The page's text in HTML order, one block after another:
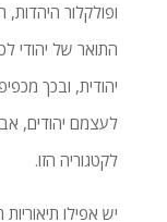
ופולקלור
התואר של יהודי
יהודית, ובכך
לעצמם יהודים,
לקטגוריה הזו.
יש אפילו